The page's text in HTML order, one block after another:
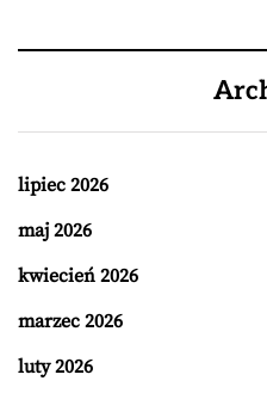
lipiec 2026
maj 2026
kwiecień 2026
marzec 2026
luty 2026